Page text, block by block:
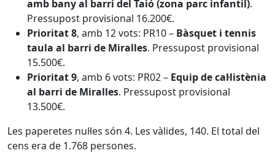
amb bany al barri del Taió (zona parc infantil).
Pressupost provisional 16.200€.
Prioritat 8, amb 12 vots: PR10 – Bàsquet i tennis
taula al barri de Miralles. Pressupost provisional
15.500€.
Prioritat 9, amb 6 vots: PR02 – Equip de cal·listènia
al barri de Miralles. Pressupost provisional
13.500€.
Les paperetes nul·les són 4. Les vàlides, 140. El total del
cens era de 1.768 persones.